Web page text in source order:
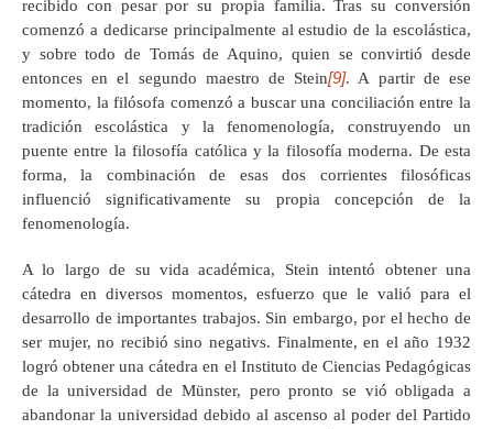
recibido con pesar por su propia familia. Tras su conversión
comenzó a dedicarse principalmente al estudio de la escolástica,
y sobre todo de Tomás de Aquino, quien se convirtió desde
entonces en el segundo maestro de Stein[9]. A partir de ese
momento, la filósofa comenzó a buscar una conciliación entre la
tradición escolástica y la fenomenología, construyendo un
puente entre la filosofía católica y la filosofía moderna. De esta
forma, la combinación de esas dos corrientes filosóficas
influenció significativamente su propia concepción de la
fenomenología.
A lo largo de su vida académica, Stein intentó obtener una
cátedra en diversos momentos, esfuerzo que le valió para el
desarrollo de importantes trabajos. Sin embargo, por el hecho de
ser mujer, no recibió sino negativs. Finalmente, en el año 1932
logró obtener una cátedra en el Instituto de Ciencias Pedagógicas
de la universidad de Münster, pero pronto se vió obligada a
abandonar la universidad debido al ascenso al poder del Partido